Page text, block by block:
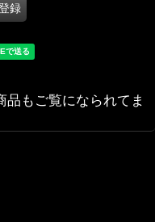
録
品もご覧になられてま